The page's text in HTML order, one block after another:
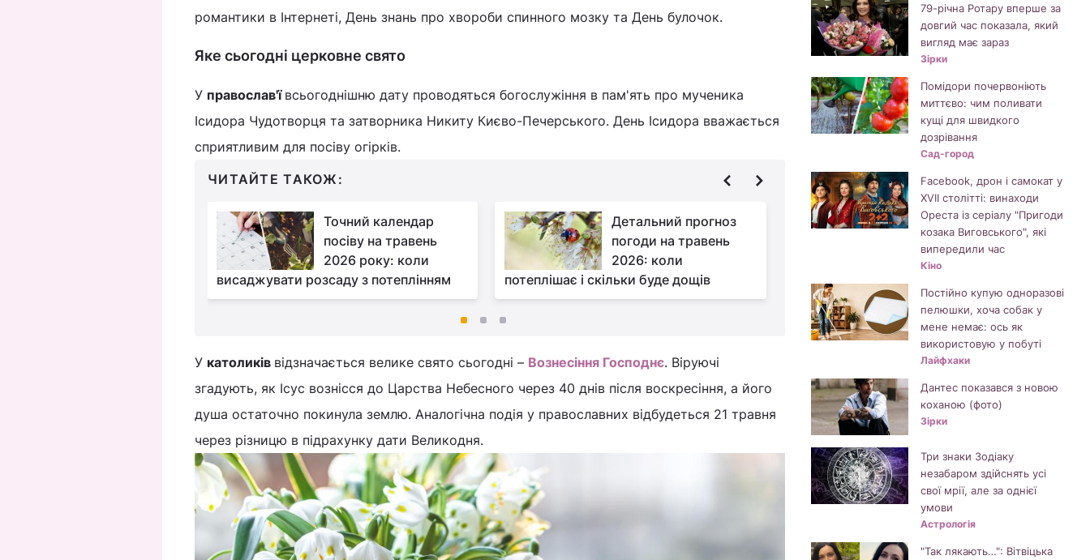
романтики в Інтернеті, День знань про хвороби спинного мозку та День булочок.
Яке сьогодні церковне свято
У православ'ї всьогоднішню дату проводяться богослужіння в пам'ять про мученика
Ісидора Чудотворця та затворника Никиту Києво-Печерського. День Ісидора вважається
сприятливим для посіву огірків.
ЧИТАЙТЕ ТАКОЖ:
Точний календар
посіву на травень
2026 року: коли
висаджувати розсаду з потеплінням
Детальний прогноз
погоди на травень
2026: коли
потеплішає і скільки буде дощів
Коли підстригтися,
щоб розбагатіти та
оздоровитися:
календар стрижок на травень 2026
У католиків відзначається велике свято сьогодні – Вознесіння Господнє. Віруючі
згадують, як Ісус вознісся до Царства Небесного через 40 днів після воскресіння, а його
душа остаточно покинула землю. Аналогічна подія у православних відбудеться 21 травня
через різницю в підрахунку дати Великодня.
79-річна Ротару вперше за
довгий час показала, який
вигляд має зараз
Зірки
Помідори почервоніють
миттєво: чим поливати
кущі для швидкого
дозрівання
Сад-город
Facebook, дрон і самокат у
XVII столітті: винаходи
Ореста із серіалу "Пригоди
козака Виговського", які
випередили час
Кіно
Постійно купую одноразові
пелюшки, хоча собак у
мене немає: ось як
використовую у побуті
Лайфхаки
Дантес показався з новою
коханою (фото)
Зірки
Три знаки Зодіаку
незабаром здійснять усі
свої мрії, але за однієї
умови
Астрологія
"Так лякають…": Вітвіцька